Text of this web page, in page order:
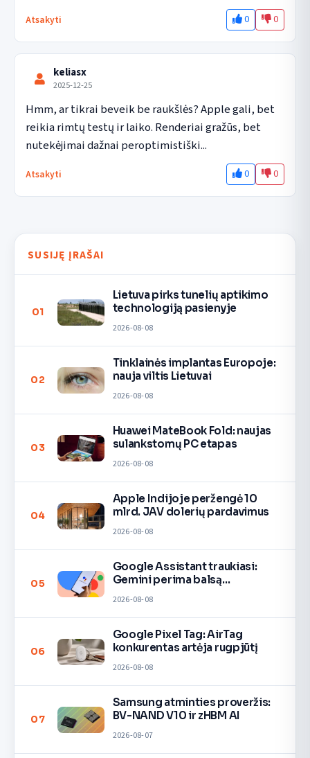
Atsakyti 0 0
keliasx
2025-12-25
Hmm, ar tikrai beveik be raukšlės? Apple gali, bet
reikia rimtų testų ir laiko. Renderiai gražūs, bet
nutekėjimai dažnai peroptimistiški...
Atsakyti 0 0
SUSIJĘ ĮRAŠAI
01
Lietuva pirks tunelių aptikimo
technologiją pasienyje
2026-08-08
02
Tinklainės implantas Europoje:
nauja viltis Lietuvai
2026-08-08
03
Huawei MateBook Fold: naujas
sulankstomų PC etapas
2026-08-08
04
Apple Indijoje peržengė 10
mlrd. JAV dolerių pardavimus
2026-08-08
05
Google Assistant traukiasi:
Gemini perima balsą
2026-08-08
06
Google Pixel Tag: AirTag
konkurentas artėja rugpjūtį
2026-08-08
07
Samsung atminties proveržis:
BV-NAND V10 ir zHBM AI
2026-08-07